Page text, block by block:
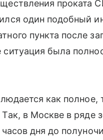
проката
один подобный
пункта после
ситуация была
как полное,
в Москве в ряде
дня до